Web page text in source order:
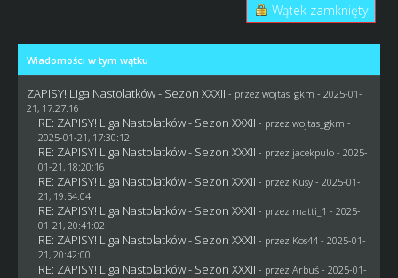
Wątek zamknięty
Wiadomości w tym wątku
ZAPISY! Liga Nastolatków - Sezon XXXII - przez wojtas_gkm - 2025-01-
21, 17:27:16
RE: ZAPISY! Liga Nastolatków - Sezon XXXII - przez wojtas_gkm -
2025-01-21, 17:30:12
RE: ZAPISY! Liga Nastolatków - Sezon XXXII - przez jacekpulo- 2025-
01-21, 18:20:16
RE: ZAPISY! Liga Nastolatków - Sezon XXXII - przez Kusy- 2025-01-
21, 19:54:04
RE: ZAPISY! Liga Nastolatków - Sezon XXXII - przez matti_1 - 2025-
01-21, 20:41:02
RE: ZAPISY! Liga Nastolatków - Sezon XXXII - przez Kos44- 2025-01-
21, 20:42:00
RE: ZAPISY! Liga Nastolatków - Sezon XXXII - przez Arbuś- 2025-01-